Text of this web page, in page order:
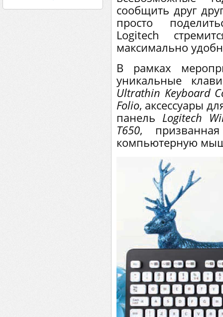
сообщить друг
просто
Logitech
максимально
В рамках
уникальные
Ultrathin Keyboard
Folio, аксессуары
панель Logitech
T650,
компьютерную